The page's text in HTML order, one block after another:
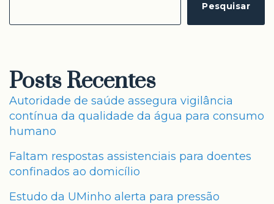
Pesquisar
Posts Recentes
Autoridade de saúde assegura vigilância
contínua da qualidade da água para consumo
humano
Faltam respostas assistenciais para doentes
confinados ao domicílio
Estudo da UMinho alerta para pressão